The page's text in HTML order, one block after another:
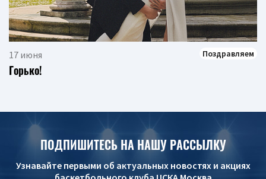
17 июня Поздравляем
Горько!
ПОДПИШИТЕСЬ НА НАШУ РАССЫЛКУ
Узнавайте первыми об актуальных новостях и акциях